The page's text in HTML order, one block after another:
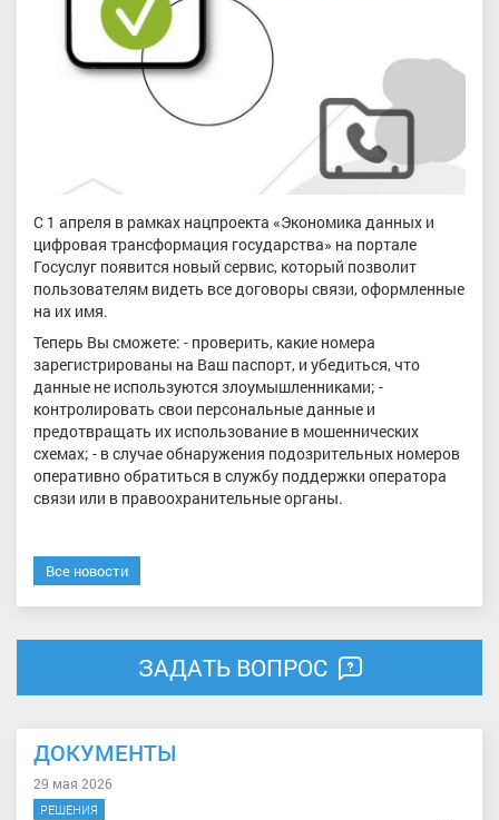
С 1 апреля в рамках нацпроекта «Экономика данных и
цифровая трансформация государства» на портале
Госуслуг появится новый сервис, который позволит
пользователям видеть все договоры связи, оформленные
на их имя.
Теперь Вы сможете: - проверить, какие номера
зарегистрированы на Ваш паспорт, и убедиться, что
данные не используются злоумышленниками; -
контролировать свои персональные данные и
предотвращать их использование в мошеннических
схемах; - в случае обнаружения подозрительных номеров
оперативно обратиться в службу поддержки оператора
связи или в правоохранительные органы.
Все новости
ЗАДАТЬ ВОПРОС
ДОКУМЕНТЫ
29 мая 2026
РЕШЕНИЯ